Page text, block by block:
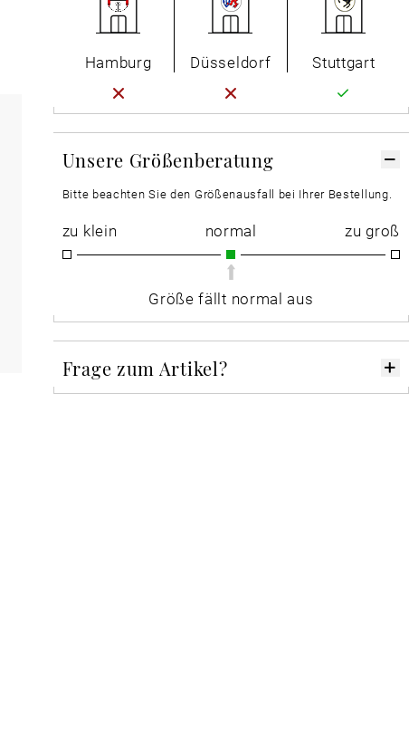
Hamburg Düsseldorf Stuttgart
Unsere Größenberatung
Bitte beachten Sie den Größenausfall bei Ihrer Bestellung.
zu klein normal zu groß
Größe fällt normal aus
Frage zum Artikel?